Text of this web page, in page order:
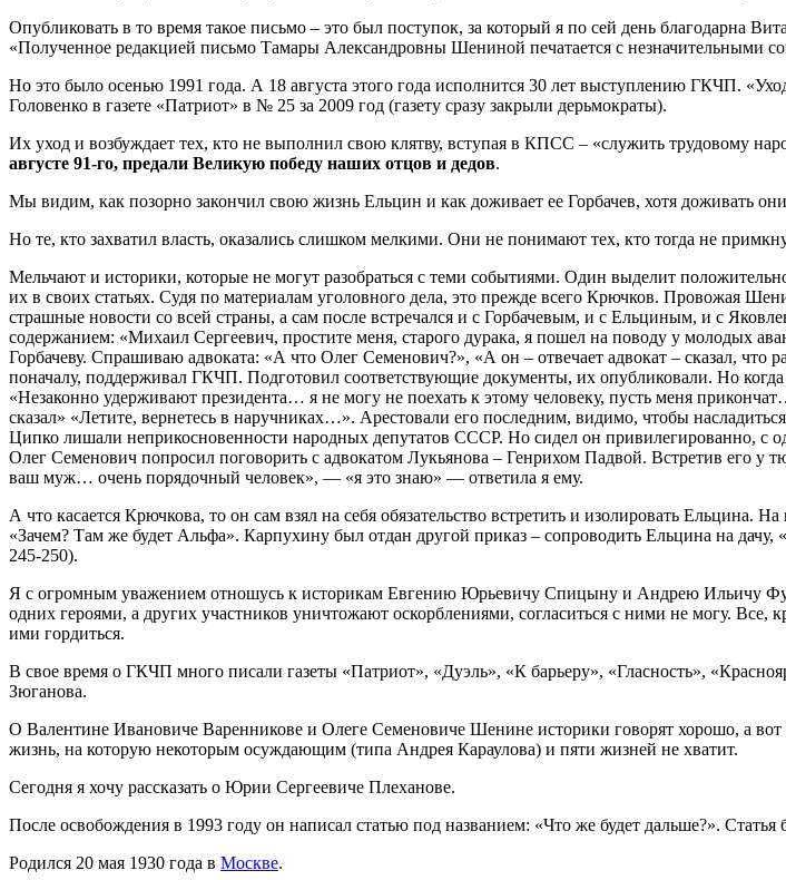
Опубликовать в то время такое письмо – это был поступок, за который я по сей день благодарна
«Полученное редакцией письмо Тамары Александровны Шениной печатается с незначительными
Но это было осенью 1991 года. А 18 августа этого года исполнится 30 лет выступлению ГКЧП.
Головенко в газете «Патриот» в № 25 за 2009 год (газету сразу закрыли дерьмократы).
Их уход и возбуждает тех, кто не выполнил свою клятву, вступая в КПСС – «служить трудовому
августе 91-го, предали Великую победу наших отцов и дедов.
Мы видим, как позорно закончил свою жизнь Ельцин и как доживает ее Горбачев, хотя доживать
Но те, кто захватил власть, оказались слишком мелкими. Они не понимают тех, кто тогда не
Мельчают и историки, которые не могут разобраться с теми событиями. Один выделит
их в своих статьях. Судя по материалам уголовного дела, это прежде всего Крючков. Провожая
страшные новости со всей страны, а сам после встречался и с Горбачевым, и с Ельциным, и с
содержанием: «Михаил Сергеевич, простите меня, старого дурака, я пошел на поводу у молодых
Горбачеву. Спрашиваю адвоката: «А что Олег Семенович?», «А он – отвечает адвокат – сказал, что
поначалу, поддерживал ГКЧП. Подготовил соответствующие документы, их опубликовали. Но когда
«Незаконно удерживают президента… я не могу не поехать к этому человеку, пусть меня
сказал» «Летите, вернетесь в наручниках…». Арестовали его последним, видимо, чтобы
Ципко лишали неприкосновенности народных депутатов СССР. Но сидел он привилегированно, с
Олег Семенович попросил поговорить с адвокатом Лукьянова – Генрихом Падвой. Встретив его
ваш муж… очень порядочный человек», — «я это знаю» — ответила я ему.
А что касается Крючкова, то он сам взял на себя обязательство встретить и изолировать
«Зачем? Там же будет Альфа». Карпухину был отдан другой приказ – сопроводить Ельцина на
245-250).
Я с огромным уважением отношусь к историкам Евгению Юрьевичу Спицыну и Андрею Ильичу
одних героями, а других участников уничтожают оскорблениями, согласиться с ними не могу.
ими гордиться.
В свое время о ГКЧП много писали газеты «Патриот», «Дуэль», «К барьеру», «Гласность»,
Зюганова.
О Валентине Ивановиче Варенникове и Олеге Семеновиче Шенине историки говорят хорошо, а
жизнь, на которую некоторым осуждающим (типа Андрея Караулова) и пяти жизней не хватит.
Сегодня я хочу рассказать о Юрии Сергеевиче Плеханове.
После освобождения в 1993 году он написал статью под названием: «Что же будет дальше?». Статья
Родился 20 мая 1930 года в Москве.